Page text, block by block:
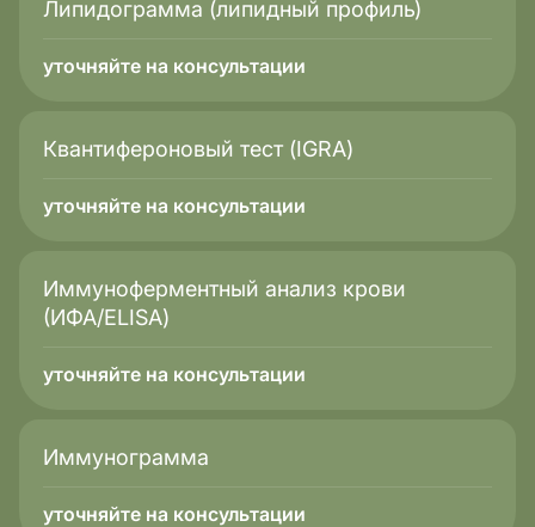
Липидограмма (липидный профиль)
уточняйте на консультации
Квантифероновый тест (IGRA)
уточняйте на консультации
Иммуноферментный анализ крови
(ИФА/ELISA)
уточняйте на консультации
Иммунограмма
уточняйте на консультации